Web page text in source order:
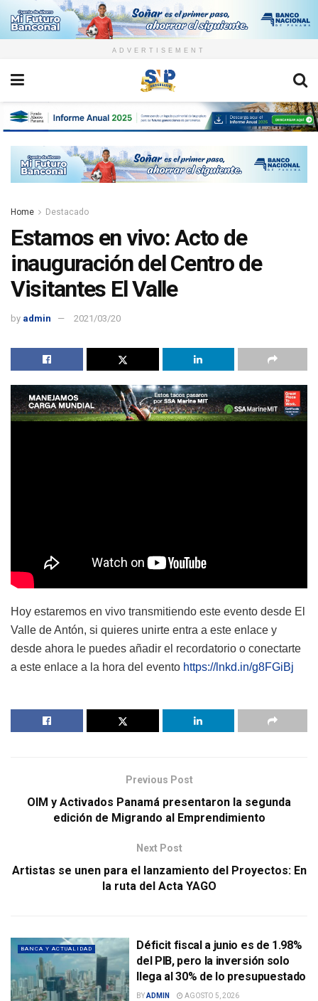
ADVERTISEMENT
Home Destacado
Estamos en vivo: Acto de
inauguración del Centro de
Visitantes El Valle
by admin 2021/03/20
Hoy estaremos en vivo transmitiendo este evento desde El
Valle de Antón, si quieres unirte entra a este enlace y
desde ahora le puedes añadir el recordatorio o conectarte
a este enlace a la hora del evento https://lnkd.in/g8FGiBj
Previous Post
OIM y Activados Panamá presentaron la segunda
edición de Migrando al Emprendimiento
Next Post
Artistas se unen para el lanzamiento del Proyectos: En
la ruta del Acta YAGO
BANCA Y ACTUALIDAD
Déficit fiscal a junio es de 1.98%
del PIB, pero la inversión solo
llega al 30% de lo presupuestado
BYADMIN AGOSTO 5, 2026